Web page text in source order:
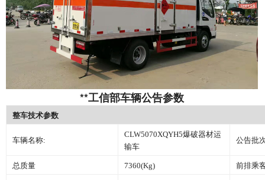
**工信部车辆公告参数
整车技术参数
车辆名称:
CLW5070XQYH5爆破器材运
输车
公告批
总质量 7360(Kg) 前排乘